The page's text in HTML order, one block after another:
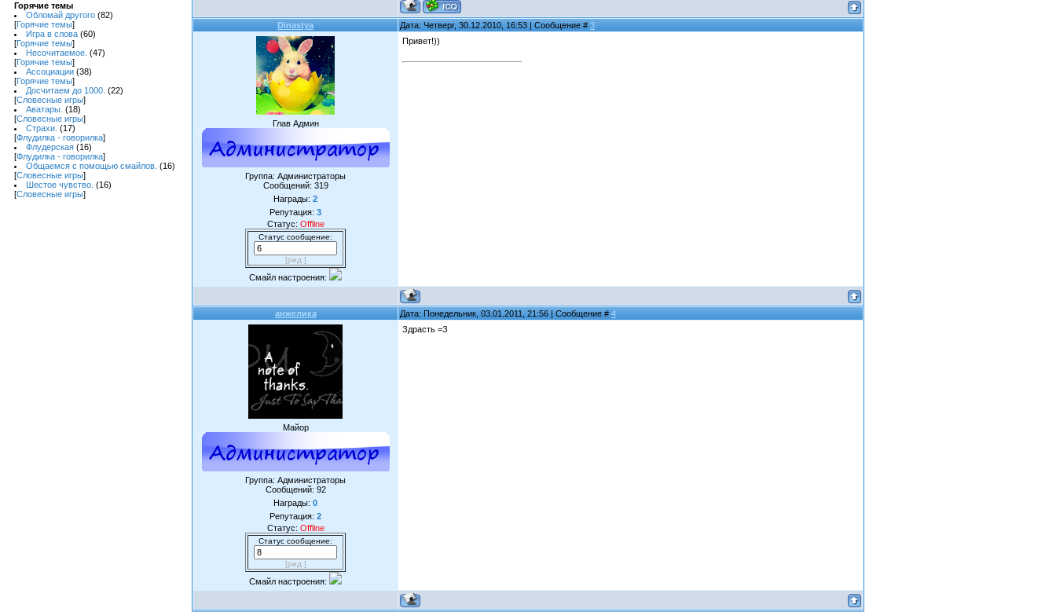
Горячие темы
Обломай другого (82)
[Горячие темы]
Игра в слова (60)
[Горячие темы]
Несочитаемое. (47)
[Горячие темы]
Ассоциации (38)
[Горячие темы]
Досчитаем до 1000. (22)
[Словесные игры]
Аватары. (18)
[Словесные игры]
Страхи. (17)
[Флудилка - говорилка]
Флудерская (16)
[Флудилка - говорилка]
Общаемся с помощью смайлов. (16)
[Словесные игры]
Шестое чувство. (16)
[Словесные игры]
Dinastya Дата: Четверг, 30.12.2010, 16:53 | Сообщение # 3
Глав Админ
Группа: Администраторы
Сообщений: 319
Награды: 2
Репутация: 3
Статус: Offline
Статус сообщение:
[ред.]
Смайл настроения:
Привет!))
анжелика Дата: Понедельник, 03.01.2011, 21:56 | Сообщение # 4
Майор
Группа: Администраторы
Сообщений: 92
Награды: 0
Репутация: 2
Статус: Offline
Статус сообщение:
[ред.]
Смайл настроения:
Здрасть =З